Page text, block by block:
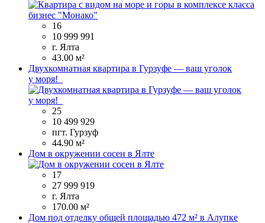
16
10 999 991
г. Ялта
43.00 м²
Двухкомнатная квартира в Гурзуфе — ваш уголок
у моря!
25
10 499 929
пгт. Гурзуф
44.90 м²
Дом в окружении сосен в Ялте
17
27 999 919
г. Ялта
170.00 м²
Дом под отделку общей площадью 472 м² в Алупке